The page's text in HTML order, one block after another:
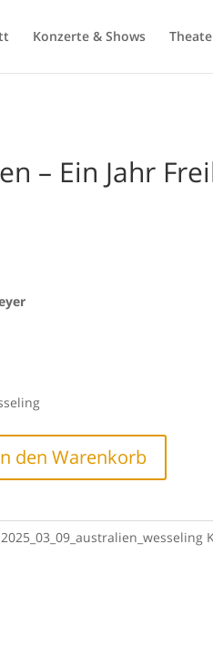
Konzerte & Shows
– Ein Jahr
den Warenkorb
2025_03_09_australien_wesseling